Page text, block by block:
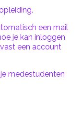
een mail
je kan inloggen
een account
medestudenten